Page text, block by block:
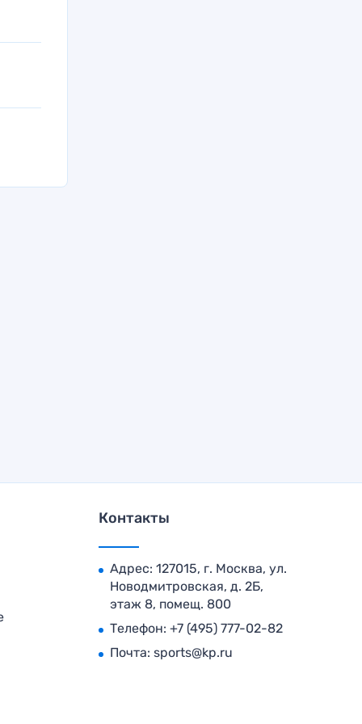
Контакты
Адрес: 127015, г. Москва, ул.
Новодмитровская, д. 2Б,
этаж 8, помещ. 800
Телефон: +7 (495) 777-02-82
Почта: sports@kp.ru